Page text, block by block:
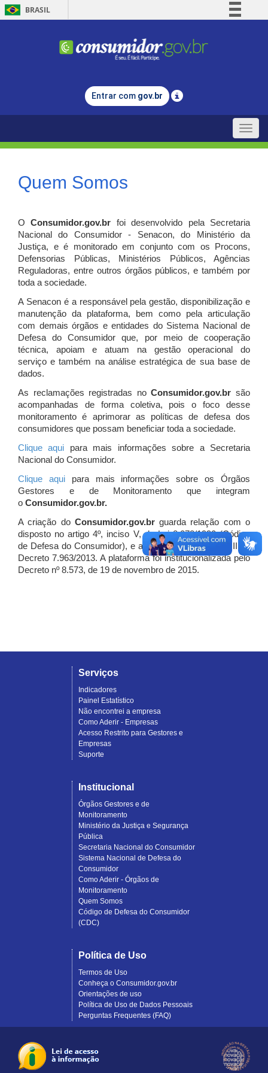
BRASIL
Comunica BR
Legislação
Entrar com gov.br
Toggle
Quem Somos
OConsumidor.gov.br
foi desenvolvido pela Secretaria
Nacional do Consumidor - Senacon, do Ministério da
Justiça, e é monitorado em conjunto com os Procons,
Defensorias Públicas, Ministérios Públicos, Agências
Reguladoras, entre outros órgãos públicos, e também por
toda a sociedade.
A Senacon é a responsável pela gestão, disponibilização e
manutenção da plataforma, bem como pela articulação
com demais órgãos e entidades do Sistema Nacional de
Defesa do Consumidor que, por meio de cooperação
técnica, apoiam e atuam na gestão operacional do
serviço e também na análise estratégica de sua base de
dados.
As reclamações registradas noConsumidor.gov.br são
acompanhadas de forma coletiva, pois o foco desse
monitoramento é aprimorar as políticas de defesa dos
consumidores que possam beneficiar toda a sociedade.
Clique aqui para mais informações sobre a Secretaria
Nacional do Consumidor.
Clique aquipara mais informações sobre os Órgãos
Gestores e de Monitoramento que integram
o Consumidor.gov.br.
A criação do Consumidor.gov.brguarda relação com o
disposto no artigo 4º, inciso V, da Lei 8.078/1990 (Código
de Defesa do Consumidor), e artigo 7º, incisos I, II e III do
Decreto 7.963/2013. A plataforma foi institucionalizada pelo
Decreto nº 8.573, de 19 de novembro de 2015.
Serviços
Indicadores
Painel Estatístico
Não encontrei a empresa
Como Aderir - Empresas
Acesso Restrito para Gestores e
Empresas
Suporte
Institucional
Órgãos Gestores e de
Monitoramento
Ministério da Justiça e Segurança
Pública
Secretaria Nacional do Consumidor
Sistema Nacional de Defesa do
Consumidor
Como Aderir - Órgãos de
Monitoramento
Quem Somos
Código de Defesa do Consumidor
(CDC)
Política de Uso
Termos de Uso
Conheça o Consumidor.gov.br
Orientações de uso
Política de Uso de Dados Pessoais
Perguntas Frequentes (FAQ)